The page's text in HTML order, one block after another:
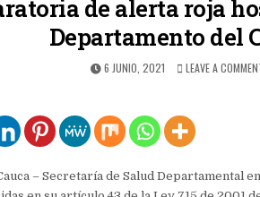
de alerta roja
Departamento del
PUBLISHED
6 JUNIO, 2021 LEAVE A
– Secretaría de Salud Departamental